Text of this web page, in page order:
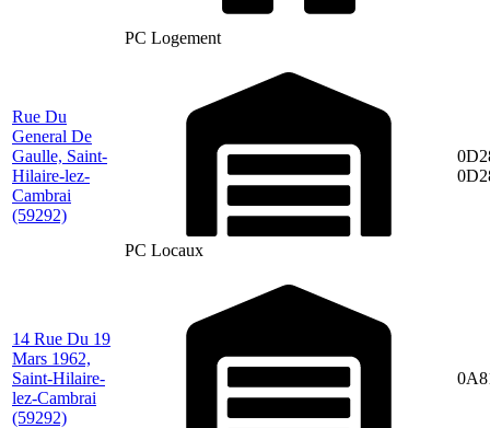
PC Logement
Rue Du
General De
Gaulle, Saint-
Hilaire-lez-
Cambrai
(59292)
PC Locaux
14 Rue Du 19
Mars 1962,
Saint-Hilaire-
lez-Cambrai
(59292)